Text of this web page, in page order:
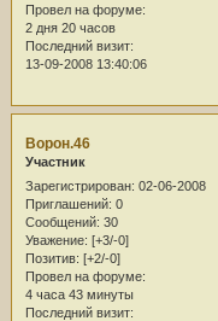
Провел на форуме:
2 дня 20 часов
Последний визит:
13-09-2008 13:40:06
Ворон.46
Участник
Зарегистрирован: 02-06-2008
Приглашений: 0
Сообщений: 30
Уважение: [+3/-0]
Позитив: [+2/-0]
Провел на форуме:
4 часа 43 минуты
Последний визит: